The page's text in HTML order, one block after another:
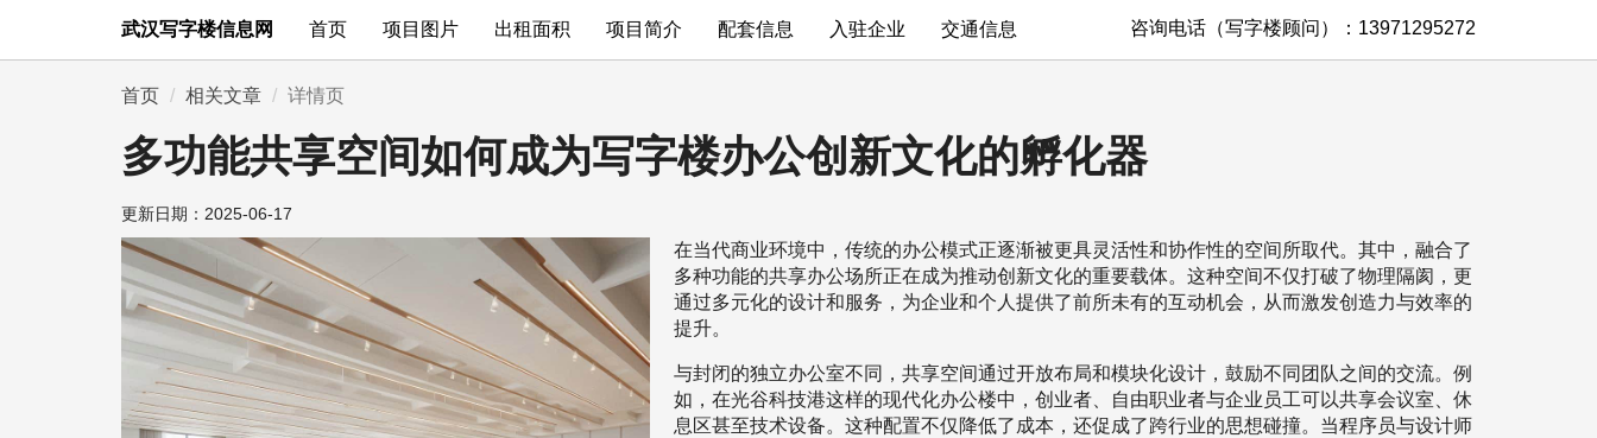
武汉写字楼信息网 首页 项目图片 出租面积 项目简介 配套信息 入驻企业 交通信息 咨询电话（写字楼顾问）：13971295272
首页 相关文章 详情页
多功能共享空间如何成为写字楼办公创新文化的孵化器
更新日期： 2025-06-17
在当代商业环境中，传统的办公模式正逐渐被更具灵活性和协作性的空间所取代。其中，融合了
多种功能的共享办公场所正在成为推动创新文化的重要载体。这种空间不仅打破了物理隔阂，更
通过多元化的设计和服务，为企业和个人提供了前所未有的互动机会，从而激发创造力与效率的
提升。
与封闭的独立办公室不同，共享空间通过开放布局和模块化设计，鼓励不同团队之间的交流。例
如，在光谷科技港这样的现代化办公楼中，创业者、自由职业者与企业员工可以共享会议室、休
息区甚至技术设备。这种配置不仅降低了成本，还促成了跨行业的思想碰撞。当程序员与设计师